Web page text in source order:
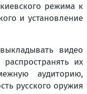
режима к
и установление
видео
их
аудиторию,
русского оружия